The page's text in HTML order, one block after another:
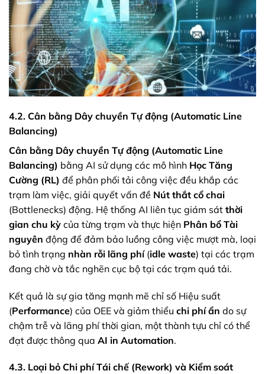
4.2. Cân bằng Dây chuyền Tự động (Automatic Line
Balancing)
Cân bằng Dây chuyền Tự động (Automatic Line
Balancing) bằng AI sử dụng các mô hình Học Tăng
Cường (RL) để phân phối tải công việc đều khắp các
trạm làm việc, giải quyết vấn đề Nút thắt cổ chai
(Bottlenecks) động. Hệ thống AI liên tục giám sát thời
gian chu kỳ của từng trạm và thực hiện Phân bổ Tài
nguyên động để đảm bảo luồng công việc mượt mà, loại
bỏ tình trạng nhàn rỗi lãng phí(idle waste) tại các trạm
đang chờ và tắc nghẽn cục bộ tại các trạm quá tải.
Kết quả là sự gia tăng mạnh mẽ chỉ số Hiệu suất
(Performance) của OEE và giảm thiểu chi phí ẩn do sự
chậm trễ và lãng phí thời gian, một thành tựu chỉ có thể
đạt được thông qua AI in Automation.
4.3. Loại bỏ Chi phí Tái chế (Rework) và Kiểm soát